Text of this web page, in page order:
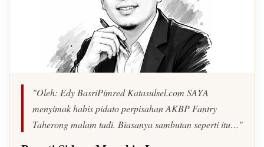
"Oleh: Edy BasriPimred Katasulsel.com SAYA
menyimak habis pidato perpisahan AKBP Fantry
Taherong malam tadi. Biasanya sambutan seperti itu…"